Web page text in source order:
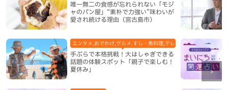
唯一無二の食感が忘れられない「モジ
ャのパン屋」“素朴で力強い”味わいが
愛され続ける理由（宮古島市）
手ぶらで本格挑戦！大はしゃぎできる
話題の体験スポット「親子で楽しむ！
夏休み」
エンタメ,おでかけ,グルメ,すし・魚料理,テレビ,体験,北谷町,地域,